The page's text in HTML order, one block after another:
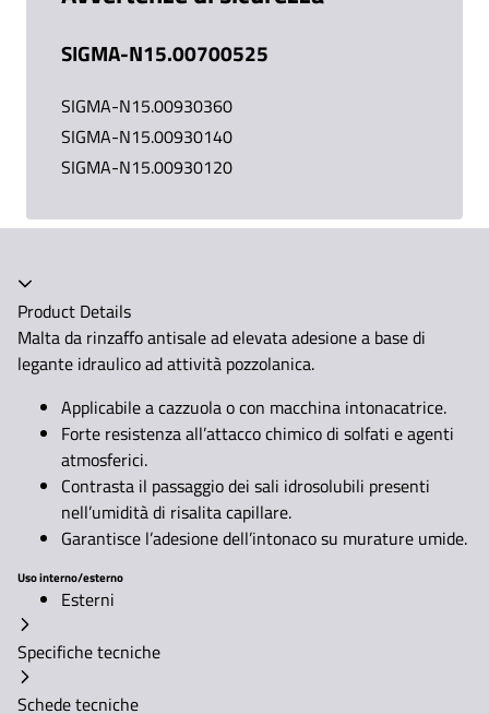
SIGMA-N15.00700525
SIGMA-N15.00930360
SIGMA-N15.00930140
SIGMA-N15.00930120
Product Details
Malta da rinzaffo antisale ad elevata adesione a base di
legante idraulico ad attività pozzolanica.
Applicabile a cazzuola o con macchina intonacatrice.
Forte resistenza all’attacco chimico di solfati e agenti
atmosferici.
Contrasta il passaggio dei sali idrosolubili presenti
nell’umidità di risalita capillare.
Garantisce l’adesione dell’intonaco su murature umide.
Uso interno/esterno
Esterni
Specifiche tecniche
Schede tecniche